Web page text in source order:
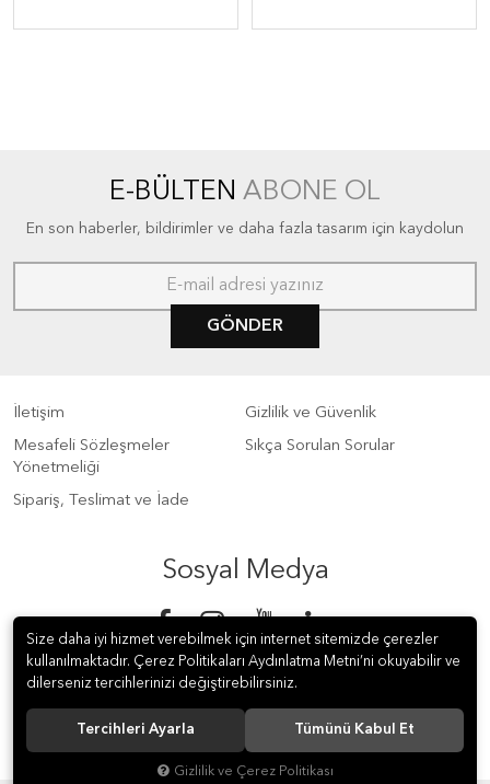
E-BÜLTEN ABONE OL
En son haberler, bildirimler ve daha fazla tasarım için kaydolun
GÖNDER
İletişim
Gizlilik ve Güvenlik
Mesafeli Sözleşmeler
Yönetmeliği
Sıkça Sorulan Sorular
Sipariş, Teslimat ve İade
Sosyal Medya
© 2018 S Meter Sayaç ve Otomasyon A.Ş. Tüm hakları saklıdır.
Size daha iyi hizmet verebilmek için internet sitemizde çerezler
kullanılmaktadır. Çerez Politikaları Aydınlatma Metni’ni okuyabilir ve
dilerseniz tercihlerinizi değiştirebilirsiniz.
Tercihleri Ayarla Tümünü Kabul Et
Gizlilik ve Çerez Politikası